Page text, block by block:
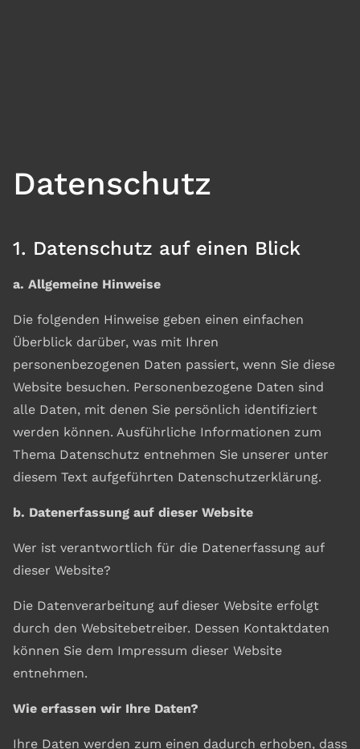
Datenschutz
1. Datenschutz auf einen Blick
a. Allgemeine Hinweise
Die folgenden Hinweise geben einen einfachen
Überblick darüber, was mit Ihren
personenbezogenen Daten passiert, wenn Sie diese
Website besuchen. Personenbezogene Daten sind
alle Daten, mit denen Sie persönlich identifiziert
werden können. Ausführliche Informationen zum
Thema Datenschutz entnehmen Sie unserer unter
diesem Text aufgeführten Datenschutzerklärung.
b. Datenerfassung auf dieser Website
Wer ist verantwortlich für die Datenerfassung auf
dieser Website?
Die Datenverarbeitung auf dieser Website erfolgt
durch den Websitebetreiber. Dessen Kontaktdaten
können Sie dem Impressum dieser Website
entnehmen.
Wie erfassen wir Ihre Daten?
Ihre Daten werden zum einen dadurch erhoben, dass